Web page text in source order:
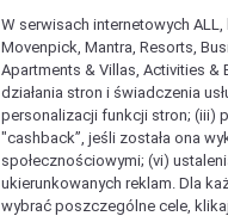
W serwisach internetowych
Movenpick, Mantra, Resorts,
Apartments & Villas, Activities &
działania stron i świadczenia
personalizacji funkcji stron; (iii)
"cashback”, jeśli została ona
społecznościowymi; (vi)
ukierunkowanych reklam. Dla
wybrać poszczególne cele,